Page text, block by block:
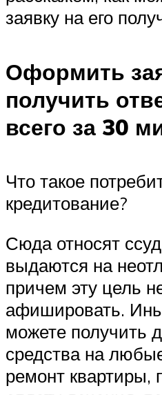
заявку на его
Оформить
получить
всего за 30
Что такое
кредитование?
Сюда относят
выдаются на
причем эту цель
афишировать.
можете получить
средства на
ремонт квартиры,